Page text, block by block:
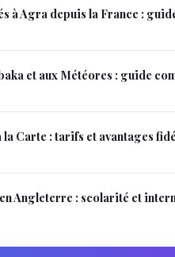
à Agra depuis la France :
et aux Météores : guide
la Carte : tarifs et avantages
Angleterre : scolarité et